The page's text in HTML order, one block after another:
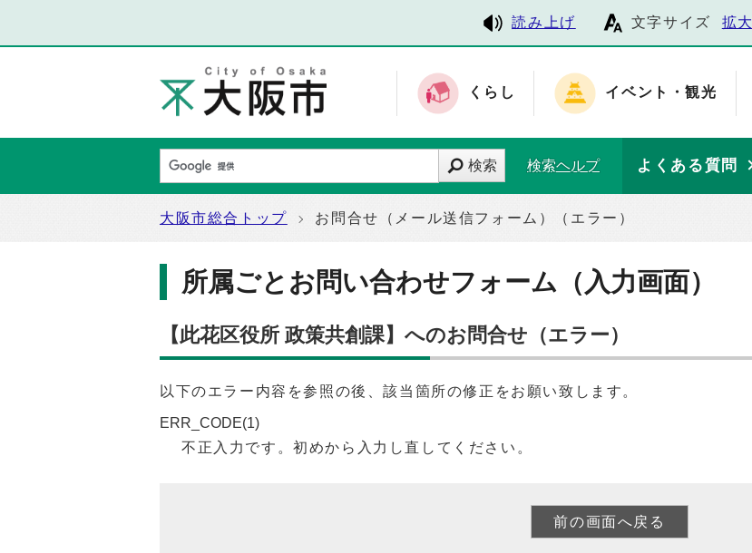
読み上げ 文字サイズ 拡大
くらし イベント・観光
検索 検索ヘルプ よくある質問
大阪市総合トップ お問合せ（メール送信フォーム）（エラー）
所属ごとお問い合わせフォーム（入力画面）
【此花区役所 政策共創課】へのお問合せ（エラー）
以下のエラー内容を参照の後、該当箇所の修正をお願い致します。
ERR_CODE(1)
不正入力です。初めから入力し直してください。